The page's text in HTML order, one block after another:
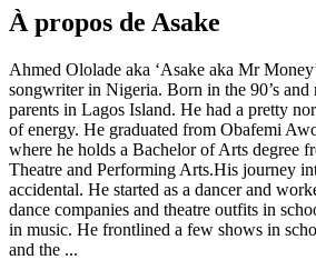
À propos de Asake
Ahmed Ololade aka ‘Asake aka Mr
songwriter in Nigeria. Born in the 90’s and
parents in Lagos Island. He had a pretty
of energy. He graduated from Obafemi
where he holds a Bachelor of Arts degree
Theatre and Performing Arts.His journey
accidental. He started as a dancer and
dance companies and theatre outfits in
in music. He frontlined a few shows in
and the ...